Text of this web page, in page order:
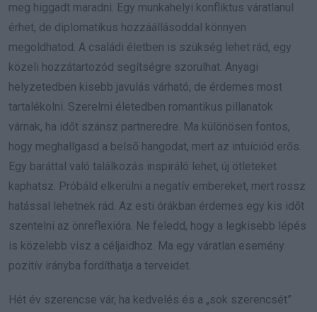
meg higgadt maradni. Egy munkahelyi konfliktus váratlanul
érhet, de diplomatikus hozzáállásoddal könnyen
megoldhatod. A családi életben is szükség lehet rád, egy
közeli hozzátartozód segítségre szorulhat. Anyagi
helyzetedben kisebb javulás várható, de érdemes most
tartalékolni. Szerelmi életedben romantikus pillanatok
várnak, ha időt szánsz partneredre. Ma különösen fontos,
hogy meghallgasd a belső hangodat, mert az intuíciód erős.
Egy baráttal való találkozás inspiráló lehet, új ötleteket
kaphatsz. Próbáld elkerülni a negatív embereket, mert rossz
hatással lehetnek rád. Az esti órákban érdemes egy kis időt
szentelni az önreflexióra. Ne feledd, hogy a legkisebb lépés
is közelebb visz a céljaidhoz. Ma egy váratlan esemény
pozitív irányba fordíthatja a terveidet.
Hét év szerencse vár, ha kedvelés és a „sok szerencsét”